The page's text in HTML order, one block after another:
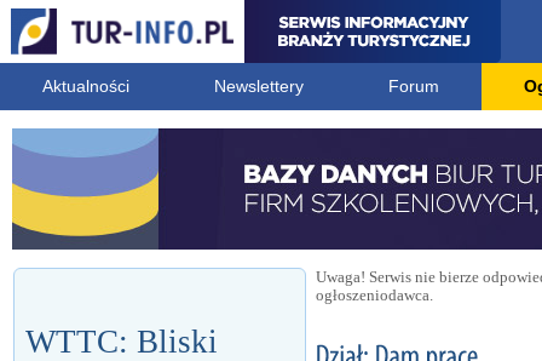
Aktualności Newslettery Forum
WTTC: Bliski
Uwaga! Serwis nie bierze
ogłoszeniodawca.